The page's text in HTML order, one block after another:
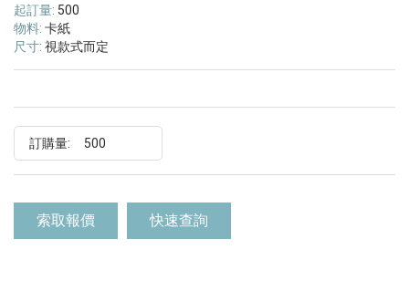
起訂量: 500
物料: 卡紙
尺寸: 視款式而定
訂購量:
索取報價 快速查詢